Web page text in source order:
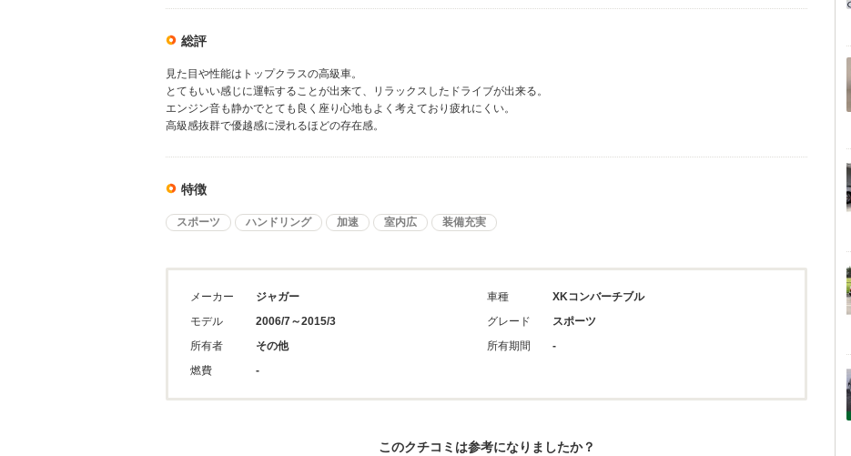
総評
見た目や性能はトップクラスの高級車。
とてもいい感じに運転することが出来て、リラックスしたドライブが出来る。
エンジン音も静かでとても良く座り心地もよく考えており疲れにくい。
高級感抜群で優越感に浸れるほどの存在感。
特徴
スポーツ ハンドリング 加速 室内広 装備充実
メーカー
ジャガー
モデル
2006/7～2015/3
所有者
その他
燃費
-
車種
XKコンバーチブル
グレード
スポーツ
所有期間
-
このクチコミは参考になりましたか？